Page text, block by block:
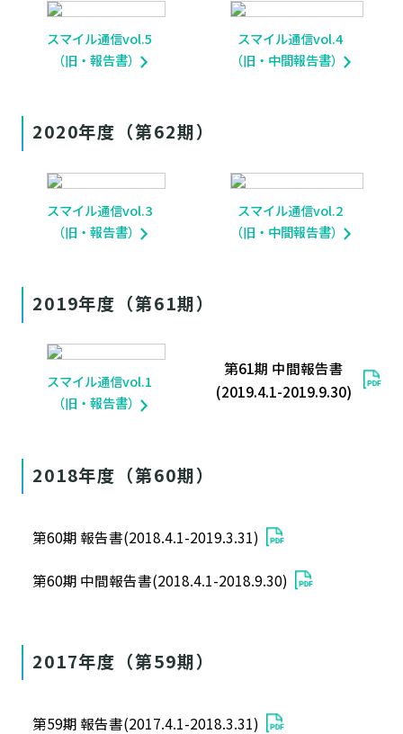
スマイル通信vol.5
（旧・報告書）
スマイル通信vol.4
（旧・中間報告書）
2020年度（第62期）
スマイル通信vol.3
（旧・報告書）
スマイル通信vol.2
（旧・中間報告書）
2019年度（第61期）
スマイル通信vol.1
（旧・報告書）
第61期 中間報告書
(2019.4.1-2019.9.30)
2018年度（第60期）
第60期 報告書(2018.4.1-2019.3.31)
第60期 中間報告書(2018.4.1-2018.9.30)
2017年度（第59期）
第59期 報告書(2017.4.1-2018.3.31)